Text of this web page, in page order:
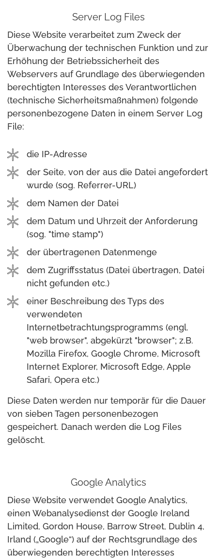
Server Log Files
Diese Website verarbeitet zum Zweck der
Überwachung der technischen Funktion und zur
Erhöhung der Betriebssicherheit des
Webservers auf Grundlage des überwiegenden
berechtigten Interesses des Verantwortlichen
(technische Sicherheitsmaßnahmen) folgende
personenbezogene Daten in einem Server Log
File:
die IP-Adresse
der Seite, von der aus die Datei angefordert
wurde (sog. Referrer-URL)
dem Namen der Datei
dem Datum und Uhrzeit der Anforderung
(sog. "time stamp")
der übertragenen Datenmenge
dem Zugriffsstatus (Datei übertragen, Datei
nicht gefunden etc.)
einer Beschreibung des Typs des
verwendeten
Internetbetrachtungsprogramms (engl.
"web browser", abgekürzt "browser"; z.B.
Mozilla Firefox, Google Chrome, Microsoft
Internet Explorer, Microsoft Edge, Apple
Safari, Opera etc.)
Diese Daten werden nur temporär für die Dauer
von sieben Tagen personenbezogen
gespeichert. Danach werden die Log Files
gelöscht.
Google Analytics
Diese Website verwendet Google Analytics,
einen Webanalysedienst der Google Ireland
Limited, Gordon House, Barrow Street, Dublin 4,
Irland („Google“) auf der Rechtsgrundlage des
überwiegenden berechtigten Interesses